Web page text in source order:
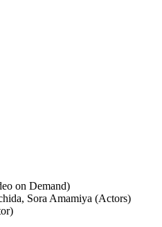
on Demand)
Sora Amamiya (Actors)